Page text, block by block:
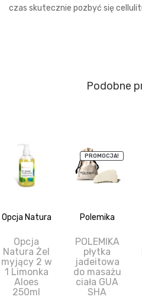
czas skutecznie pozbyć się
Podobne
Opcja Natura
Opcja
Natura Żel
myjący 2 w
1 Limonka
Aloes
250ml
PROMOCJA!
Polemika
POLEMIKA
płytka
jadeitowa
do masażu
ciała GUA
SHA